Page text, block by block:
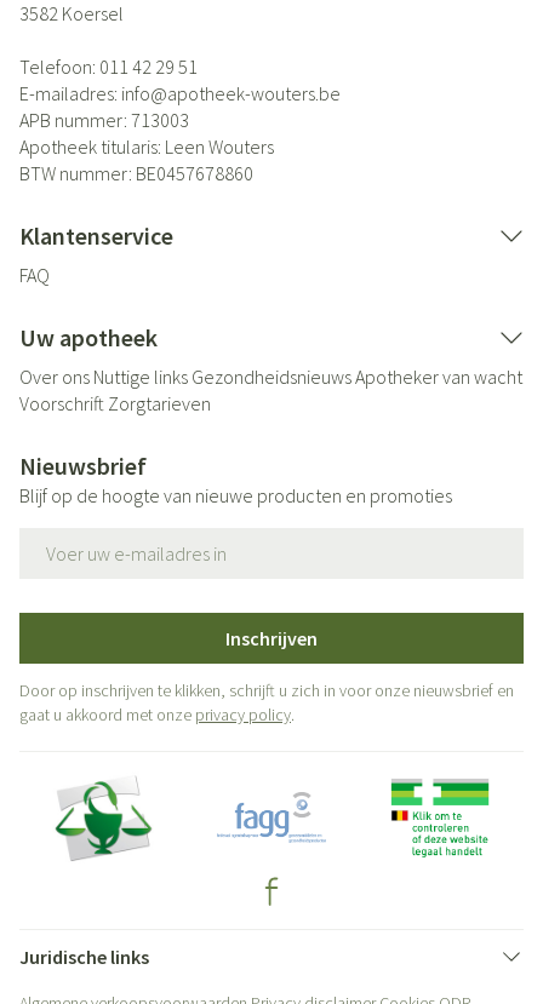
3582 Koersel
Telefoon: 011 42 29 51
E-mailadres: info@apotheek-wouters.be
APB nummer: 713003
Apotheek titularis: Leen Wouters
BTW nummer: BE0457678860
Klantenservice
FAQ
Uw apotheek
Over ons Nuttige links GezondheidsnieuwsApotheker van wacht
Voorschrift Zorgtarieven
Nieuwsbrief
Blijf op de hoogte van nieuwe producten en promoties
Inschrijven
Door op inschrijven te klikken, schrijft u zich in voor onze nieuwsbrief en
gaat u akkoord met onze privacy policy.
Juridische links